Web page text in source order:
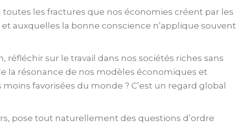
les fractures que nos économies créent par les
auxquelles la bonne conscience n’applique souvent
sur le travail dans nos sociétés riches sans
la résonance de nos modèles économiques et
favorisées du monde ? C’est un regard global
pose tout naturellement des questions d’ordre